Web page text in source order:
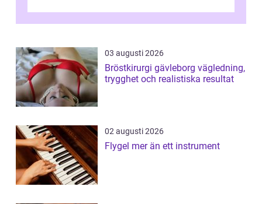
utgå...
03 augusti 2026
Bröstkirurgi gävleborg vägledning,
trygghet och realistiska resultat
02 augusti 2026
Flygel mer än ett instrument